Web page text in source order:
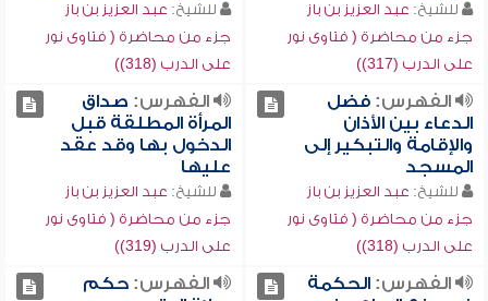
للشيخ: عبد العزيز بن باز
جزء من محاضرة ( فتاوى نور
على الدرب (317))
للشيخ: عبد العزيز بن باز
جزء من محاضرة ( فتاوى نور
على الدرب (318))
الفهرس:فضل
الدعاء بين الأذان
والإقامة والتبكير إلى
المسجد
للشيخ: عبد العزيز بن باز
جزء من محاضرة ( فتاوى نور
على الدرب (318))
الفهرس: صداق
المرأة المطلقة قبل
الدخول بها وقد عقد
عليها
للشيخ: عبد العزيز بن باز
جزء من محاضرة ( فتاوى نور
على الدرب (319))
الفهرس:الحكمة
الفهرس:حكم